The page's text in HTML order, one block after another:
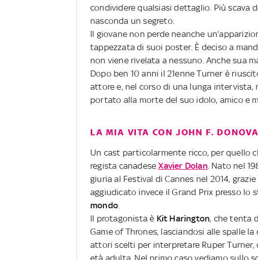
condividere qualsiasi dettaglio. Più scava
nasconda un segreto.
Il giovane non perde neanche
tappezzata di suoi poster. È deciso a
non viene rivelata a nessuno. Anche sua
Dopo ben 10 anni il 21enne Turner è
attore e, nel corso di una lunga
portato alla morte del suo idolo, amico e
LA MIA VITA CON JOHN F.
Un cast particolarmente ricco, per quello
regista canadeseXavier Dolan . Nato nel
giuria al Festival di Cannes nel 2014,
aggiudicato invece il Grand Prix presso lo
mondo
Il protagonista è Kit Harington, che tenta
Game of Thrones, lasciandosi alle spalle
attori scelti per interpretare Ruper
età adulta. Nel primo caso vediamo sullo